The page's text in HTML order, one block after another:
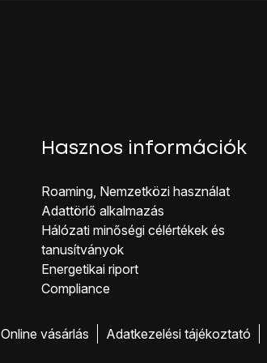
Hasznos információk
Roaming, Nemzetközi használat
Adattörlő alkalmazás
Hálózati minőségi célérté kek és
tanusítványok
Energetikai riport
Co mpliance
Online vásárlás Adatkezelési tájékoztató